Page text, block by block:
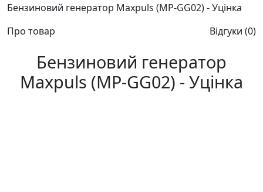
Бензиновий генератор Maxpuls (MP-GG02) - Уцінка
Про товар
Відгуки (0)
Бензиновий генератор
Maxpuls (MP-GG02) - Уцінка